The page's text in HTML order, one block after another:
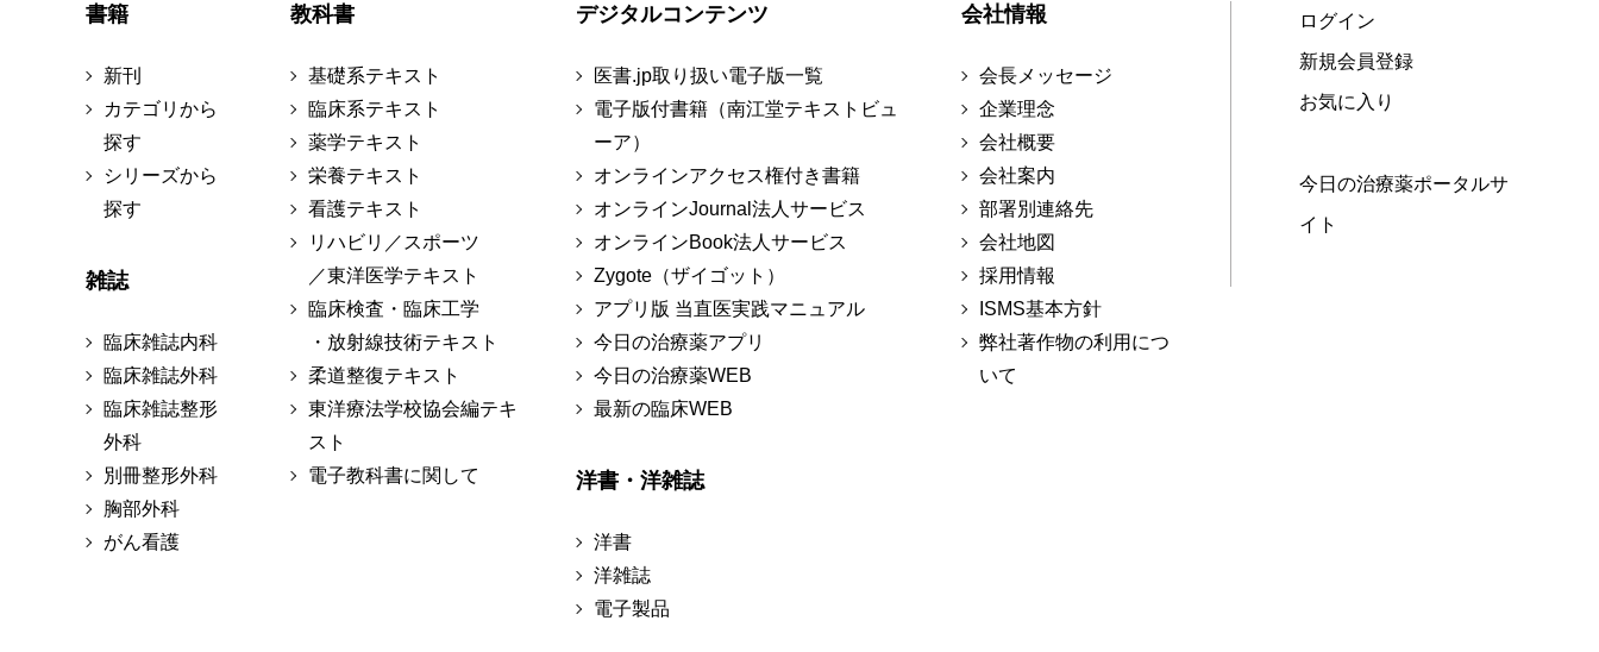
書籍
新刊
カテゴリから
探す
シリーズから
探す
雑誌
臨床雑誌内科
臨床雑誌外科
臨床雑誌整形
外科
別冊整形外科
胸部外科
がん看護
教科書
基礎系テキスト
臨床系テキスト
薬学テキスト
栄養テキスト
看護テキスト
リハビリ／スポーツ
／東洋医学テキスト
臨床検査・臨床工学
・放射線技術テキスト
柔道整復テキスト
東洋療法学校協会編テキ
スト
電子教科書に関して
デジタルコンテンツ
医書.jp取り扱い電子版一覧
電子版付書籍（南江堂テキストビュ
ーア）
オンラインアクセス権付き書籍
オンラインJournal法人サービス
オンラインBook法人サービス
Zygote（ザイゴット）
アプリ版 当直医実践マニュアル
今日の治療薬アプリ
今日の治療薬WEB
最新の臨床WEB
洋書・洋雑誌
洋書
洋雑誌
電子製品
会社情報
会長メッセージ
企業理念
会社概要
会社案内
部署別連絡先
会社地図
採用情報
ISMS基本方針
弊社著作物の利用につ
いて
ログイン
新規会員登録
お気に入り
今日の治療薬ポータルサ
イト